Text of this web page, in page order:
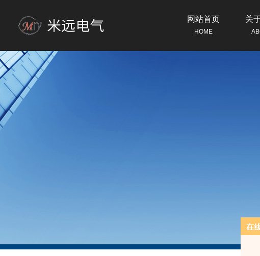
网站首页
HOME
关